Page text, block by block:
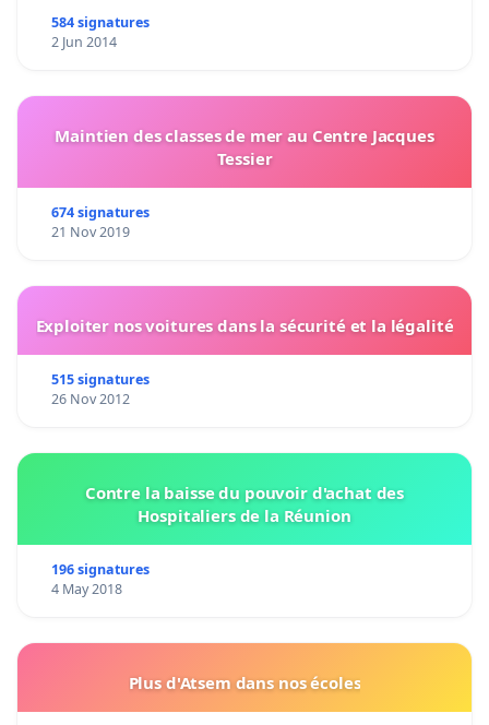
584 signatures
2 Jun 2014
Maintien des classes de mer au Centre Jacques
Tessier
674 signatures
21 Nov 2019
Exploiter nos voitures dans la sécurité et la légalité
515 signatures
26 Nov 2012
Contre la baisse du pouvoir d'achat des
Hospitaliers de la Réunion
196 signatures
4 May 2018
Plus d'Atsem dans nos écoles